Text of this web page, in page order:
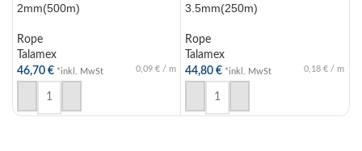
2mm(500m)
Rope
Talamex
46,70 € *inkl. MwSt 0,09 € / m
IN DEN WARENKORB
3.5mm(250m)
Rope
Talamex
44,80 € *inkl. MwSt 0,18 € / m
IN DEN WARENKORB